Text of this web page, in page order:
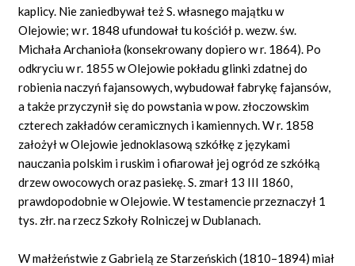
kaplicy. Nie zaniedbywał też S. własnego majątku w
Olejowie; w r. 1848 ufundował tu kościół p. wezw. św.
Michała Archanioła (konsekrowany dopiero w r. 1864). Po
odkryciu w r. 1855 w Olejowie pokładu glinki zdatnej do
robienia naczyń fajansowych, wybudował fabrykę fajansów,
a także przyczynił się do powstania w pow. złoczowskim
czterech zakładów ceramicznych i kamiennych. W r. 1858
założył w Olejowie jednoklasową szkółkę z językami
nauczania polskim i ruskim i ofiarował jej ogród ze szkółką
drzew owocowych oraz pasiekę. S. zmarł 13 III 1860,
prawdopodobnie w Olejowie. W testamencie przeznaczył 1
tys. złr. na rzecz Szkoły Rolniczej w Dublanach.
W małżeństwie z Gabrielą ze Starzeńskich (1810–1894) miał